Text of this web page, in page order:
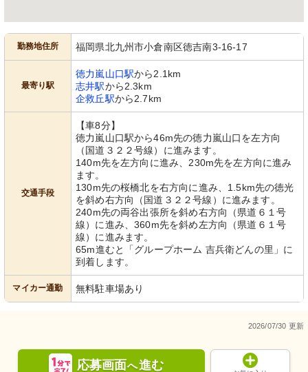
勤務地住所 福岡県北九州市小倉南区徳吉南3-16-17
最寄り駅
徳力嵐山口駅から2.1km
志井駅から2.3km
企救丘駅から2.7km
交通手段
【車8分】
徳力嵐山口駅から46m先の徳力嵐山口を左方向
（国道３２２号線）に進みます。
140m先を左方向に進み、230m先を左方向に進み
ます。
130m先の桜橋北を右方向に進み、1.5km先の徳光
を斜め右方向（国道３２２号線）に進みます。
240m先の両谷出張所を斜め右方向（県道６１号
線）に進み、360m先を斜め左方向（県道６１号
線）に進みます。
65m進むと「グループホーム 吉兵衛どんの里」に
到着します。
マイカー通勤 無料駐車場あり
2026/07/30 更新
応募画面へ進む